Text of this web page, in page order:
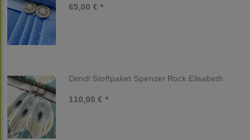
65,00 € *
Dirndl Stoffpaket Spenzer Rock Elisabeth
110,00 € *